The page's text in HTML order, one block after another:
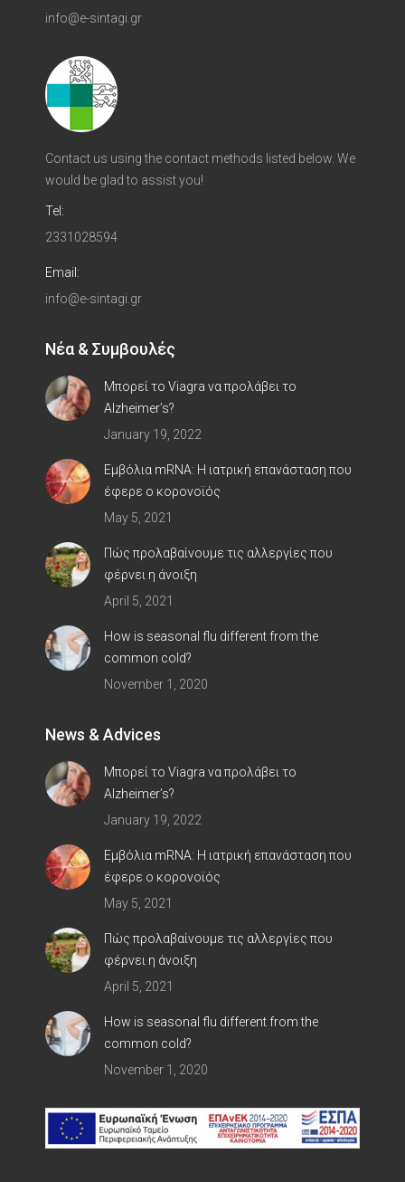
info@e-sintagi.gr
Contact us using the contact methods listed below. We
would be glad to assist you!
Tel:
2331028594
Email:
info@e-sintagi.gr
Νέα & Συμβουλές
Μπορεί το Viagra να προλάβει το
Alzheimer’s?
January 19, 2022
Εμβόλια mRNA: Η ιατρική επανάσταση που
έφερε ο κορoνοϊός
May 5, 2021
Πώς προλαβαίνουμε τις αλλεργίες που
φέρνει η άνοιξη
April 5, 2021
How is seasonal flu different from the
common cold?
November 1, 2020
News & Advices
Μπορεί το Viagra να προλάβει το
Alzheimer’s?
January 19, 2022
Εμβόλια mRNA: Η ιατρική επανάσταση που
έφερε ο κορoνοϊός
May 5, 2021
Πώς προλαβαίνουμε τις αλλεργίες που
φέρνει η άνοιξη
April 5, 2021
How is seasonal flu different from the
common cold?
November 1, 2020